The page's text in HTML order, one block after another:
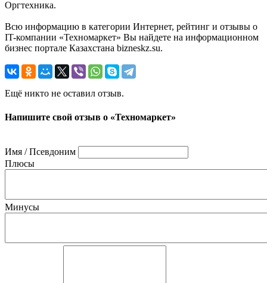
Оргтехника.
Всю информацию в категории Интернет, рейтинг и отзывы о
IT-компании «Техномаркет» Вы найдете на информационном
бизнес портале Казахстана bizneskz.su.
Ещё никто не оставил отзыв.
Напишите свой отзыв о «Техномаркет»
Имя / Псевдоним
Плюсы
Минусы